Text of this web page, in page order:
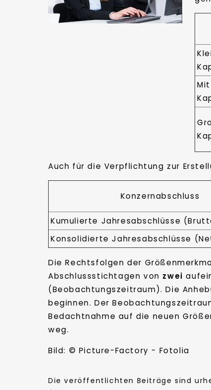
Auch für die Verpflichtung zur
Konzernabschluss
Kumulierte Jahresabschlüsse
Konsolidierte Jahresabschlüsse
Die Rechtsfolgen der
Abschlussstichtagen von zwei
(Beobachtungszeitraum). Die
beginnen. Der
Bedachtnahme auf die neuen
weg.
Bild: © Picture-Factory - Fotolia
Die veröffentlichten Beiträge sind